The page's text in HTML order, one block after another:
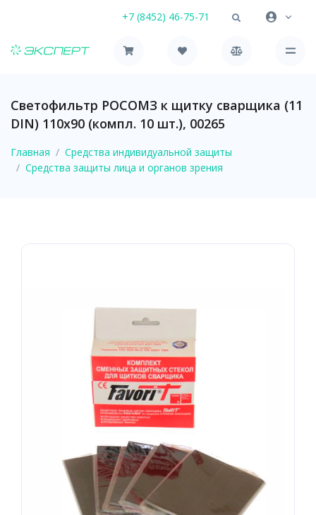
+7 (8452) 46-75-71
Светофильтр РОСОМЗ к щитку сварщика (11
DIN) 110х90 (компл. 10 шт.), 00265
Главная
Средства индивидуальной защиты
Средства защиты лица и органов зрения